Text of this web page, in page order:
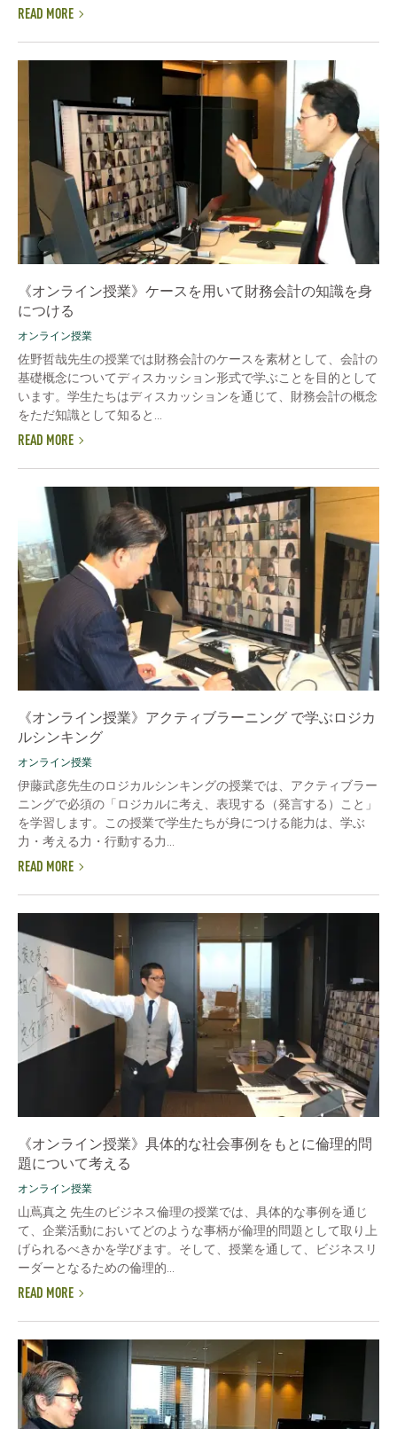
READ MORE
《オンライン授業》ケースを用いて財務会計の知識を身
につける
オンライン授業
佐野哲哉先生の授業では財務会計のケースを素材として、会計の
基礎概念についてディスカッション形式で学ぶことを目的として
います。学生たちはディスカッションを通じて、財務会計の概念
をただ知識として知ると...
READ MORE
《オンライン授業》アクティブラーニング で学ぶロジカ
ルシンキング
オンライン授業
伊藤武彦先生のロジカルシンキングの授業では、アクティブラー
ニングで必須の「ロジカルに考え、表現する（発言する）こと」
を学習します。この授業で学生たちが身につける能力は、学ぶ
力・考える力・行動する力...
READ MORE
《オンライン授業》具体的な社会事例をもとに倫理的問
題について考える
オンライン授業
山蔦真之 先生のビジネス倫理の授業では、具体的な事例を通じ
て、企業活動においてどのような事柄が倫理的問題として取り上
げられるべきかを学びます。そして、授業を通して、ビジネスリ
ーダーとなるための倫理的...
READ MORE